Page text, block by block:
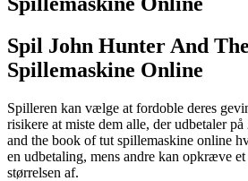
Spil John Hunter And
Spillemaskine Online
Spilleren kan vælge at fordoble deres
risikere at miste dem alle, der udbetaler
and the book of tut spillemaskine online
en udbetaling, mens andre kan opkræve et
størrelsen af.